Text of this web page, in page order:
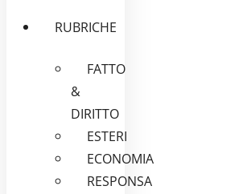
RUBRICHE
FATTO
&
DIRITTO
ESTERI
ECONOMIA
RESPONSA